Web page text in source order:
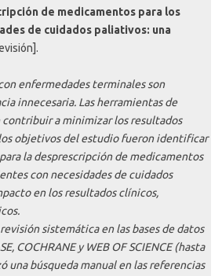
de medicamentos para los
de cuidados paliativos: una
enfermedades terminales son
innecesaria. Las herramientas de
a minimizar los resultados
objetivos del estudio fueron identificar
la desprescripción de medicamentos
con necesidades de cuidados
en los resultados clínicos,
sistemática en las bases de datos
COCHRANE y WEB OF SCIENCE (hasta
una búsqueda manual en las referencias